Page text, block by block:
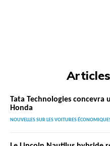
Tata Technologies
Honda
NOUVELLES SUR LES VOITURES